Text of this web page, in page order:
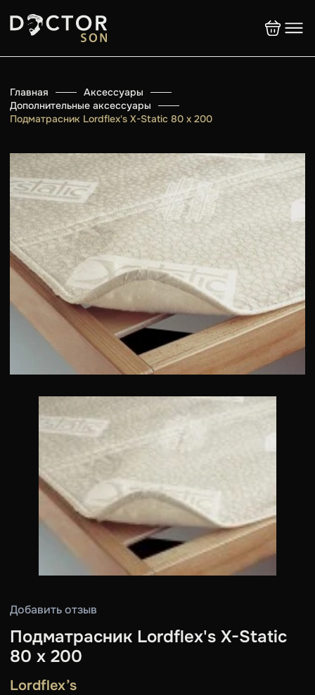
Главная
Аксессуары
Дополнительные аксессуары
Подматрасник Lordflex's Х-Static 80 х 200
Добавить отзыв
Подматрасник Lordflex's Х-Static
80 х 200
Lordflex’s